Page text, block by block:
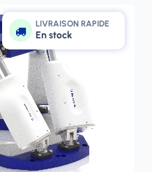
LIVRAISON RAPIDE
En stock